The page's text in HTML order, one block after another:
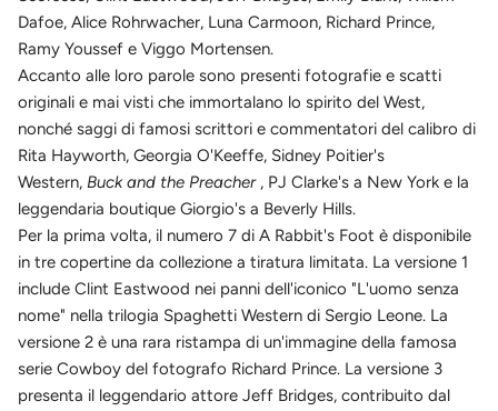
Dafoe, Alice Rohrwacher, Luna Carmoon, Richard Prince,
Ramy Youssef e Viggo Mortensen.
Accanto alle loro parole sono presenti fotografie e scatti
originali e mai visti che immortalano lo spirito del West,
nonché saggi di famosi scrittori e commentatori del calibro di
Rita Hayworth, Georgia O'Keeffe, Sidney Poitier's
Western, Buck and the Preacher, PJ Clarke's a New York e la
leggendaria boutique Giorgio's a Beverly Hills.
Per la prima volta, il numero 7 di A Rabbit's Foot è disponibile
in tre copertine da collezione a tiratura limitata. La versione 1
include Clint Eastwood nei panni dell'iconico "L'uomo senza
nome" nella trilogia Spaghetti Western di Sergio Leone. La
versione 2 è una rara ristampa di un'immagine della famosa
serie Cowboy del fotografo Richard Prince. La versione 3
presenta il leggendario attore Jeff Bridges, contribuito dal